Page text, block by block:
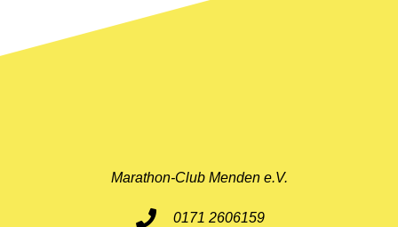
Marathon-Club Menden e.V.
0171 2606159